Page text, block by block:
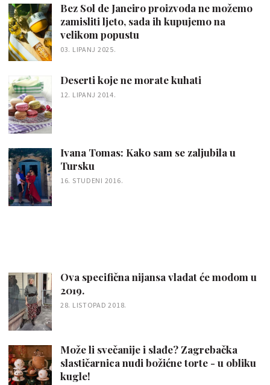
Bez Sol de Janeiro proizvoda ne možemo
zamisliti ljeto, sada ih kupujemo na
velikom popustu
03. LIPANJ 2025.
Deserti koje ne morate kuhati
12. LIPANJ 2014.
Ivana Tomas: Kako sam se zaljubila u
Tursku
16. STUDENI 2016.
Ova specifična nijansa vladat će modom u
2019.
28. LISTOPAD 2018.
Može li svečanije i slađe? Zagrebačka
slastičarnica nudi božićne torte - u obliku
kugle!